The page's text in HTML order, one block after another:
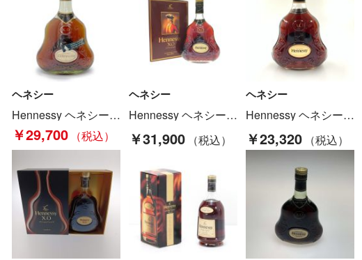
ヘネシー
Hennessy ヘネシー ブランデー コニャック 700ml 箱無 XO グリーンボトル 度数記載なし Sランク 未開栓
￥29,700
ヘネシー
Hennessy ヘネシー 蒸留酒 ブランデー コニャック XO 金キャップ クリアボトル 700ml 箱付 Sランク 未開栓
￥31,900
ヘネシー
Hennessy ヘネシー X.O コニャック ブランデー 700ml 40% Sランク 未開栓
￥23,320